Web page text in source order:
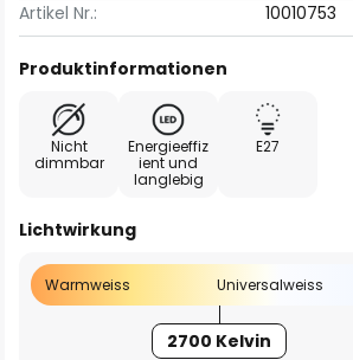
Artikel Nr.:
10010753
Produktinformationen
Nicht
dimmbar
Energieeffiz
ient und
langlebig
E27
Lichtwirkung
Warmweiss Universalweiss
2700 Kelvin